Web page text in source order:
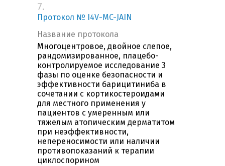
7.
Протокол № I4V-MC-JAIN
Название протокола
Многоцентровое, двойное слепое,
рандомизированное, плацебо-
контролируемое исследование 3
фазы по оценке безопасности и
эффективности барицитиниба в
сочетании с кортикостероидами
для местного применения у
пациентов с умеренным или
тяжелым атопическим дерматитом
при неэффективности,
непереносимости или наличии
противопоказаний к терапии
циклоспорином